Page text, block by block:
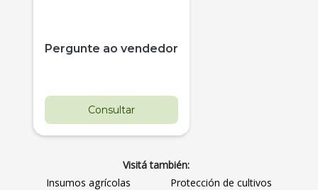
Pergunte ao vendedor
Consultar
Visitá también:
Insumos agrícolas
Protección de cultivos